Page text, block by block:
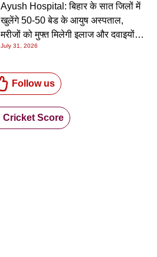
Ayush Hospital: बिहार के सात जिलों में
खुलेंगे 50-50 बेड के आयुष अस्पताल,
मरीजों को मुफ्त मिलेगी इलाज और दवाइयों
की सुविधा
July 31, 2026
Follow us
Cricket Score